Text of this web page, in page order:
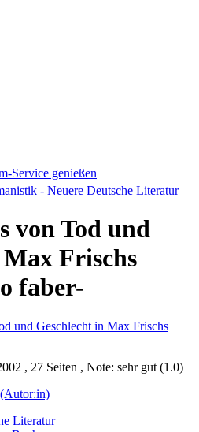
Service genießen
- Neuere Deutsche Literatur
von Tod und
Frischs
faber-
, 27 Seiten , Note: sehr gut (1.0)
Literatur